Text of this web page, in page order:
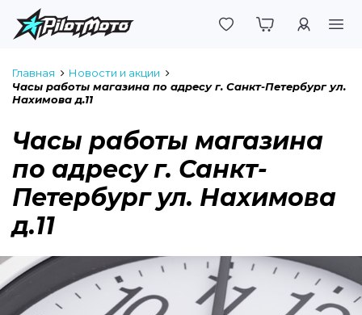
Войти
Главная
Новости и акции
Часы работы магазина по адресу г. Санкт-Петербург ул.
Нахимова д.11
Часы работы магазина
по адресу г. Санкт-
Петербург ул. Нахимова
д.11